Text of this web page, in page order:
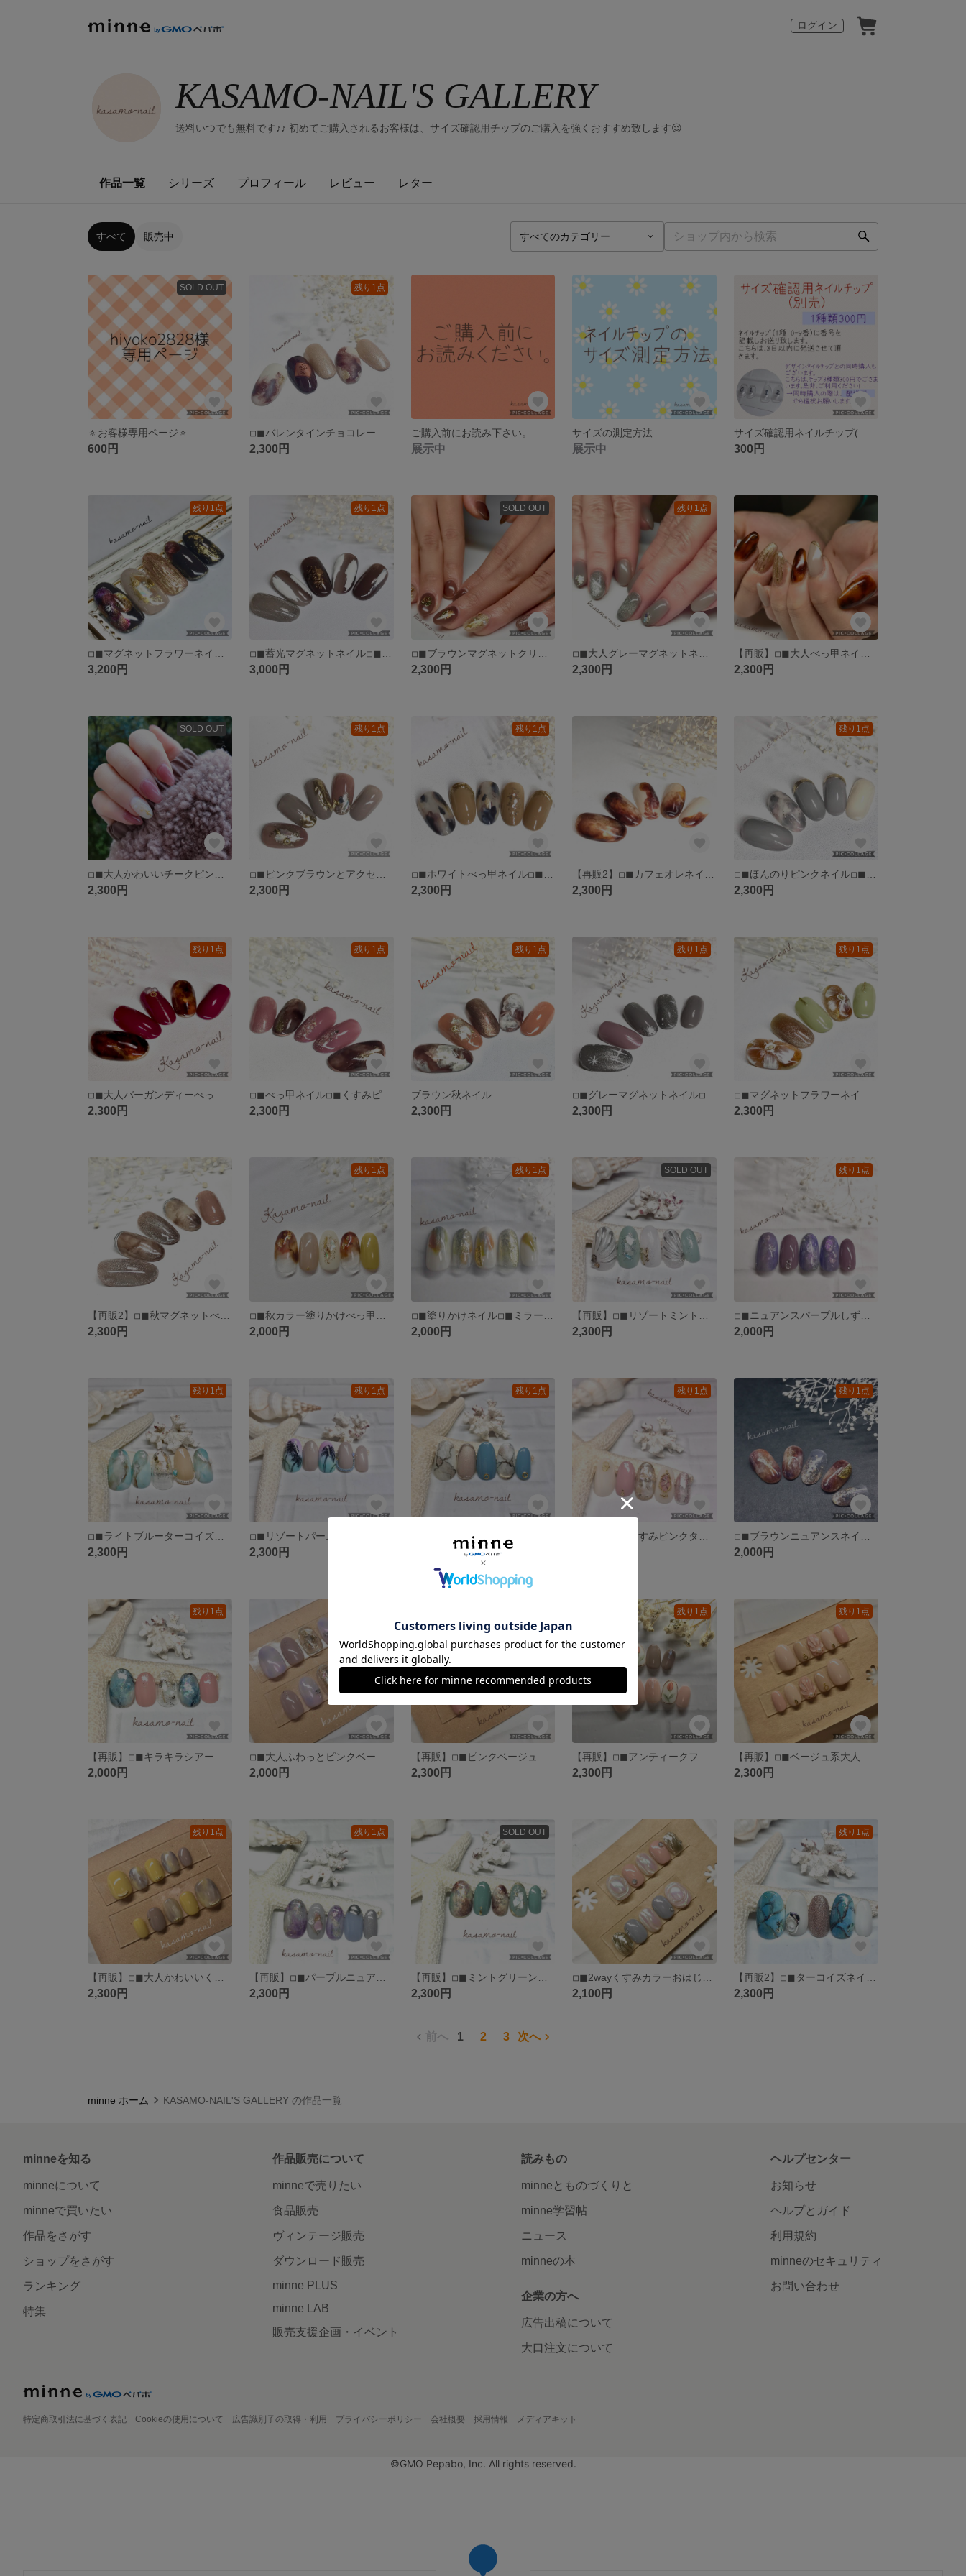
ログイン
KASAMO-NAIL'S GALLERY
送料いつでも無料です♪♪ 初めてご購入されるお客様は、サイズ確認用チップのご購入を強くおすすめ致します😌
作品一覧 シリーズ プロフィール レビュー レター
すべて 販売中
SOLD OUT
🔅お客様専用ページ🔅
600円
残り1点
2,300円
ご購入前にお読み下さい。
展示中
サイズの測定方法
展示中 300円
残り1点
3,200円
残り1点
3,000円
SOLD OUT
2,300円
残り1点
2,300円 2,300円
SOLD OUT
2,300円
残り1点
2,300円
残り1点
2,300円 2,300円
残り1点
2,300円
残り1点
2,300円
残り1点
◽︎◼︎べっ甲ネイル◽︎◼︎くすみピンク大人かわいいネイル◽︎◼︎秋ネイル◽︎◼︎ピンクベージュネイル◽︎◼︎(送料込み)
2,300円
残り1点
ブラウン秋ネイル
2,300円
残り1点
2,300円
残り1点
2,300円
2,300円
残り1点
2,000円
残り1点
2,000円
SOLD OUT
2,300円
残り1点
2,000円
残り1点
2,300円
残り1点
2,300円
残り1点 残り1点 残り1点
2,000円
残り1点
2,000円 2,000円 2,300円
残り1点
2,300円
残り1点
2,300円
残り1点
2,300円
残り1点
2,300円
SOLD OUT
2,300円 2,100円
残り1点
2,300円
前へ 1 2 3 次へ
minne ホーム KASAMO-NAIL'S GALLERY の作品一覧
minneを知る
minneについて
minneで買いたい
作品をさがす
ショップをさがす
ランキング
特集
作品販売について
minneで売りたい
食品販売
ヴィンテージ販売
ダウンロード販売
minne PLUS
minne LAB
販売支援企画・イベント
読みもの
minneとものづくりと
minne学習帖
ニュース
minneの本
企業の方へ
広告出稿について
大口注文について
ヘルプセンター
お知らせ
ヘルプとガイド
利用規約
minneのセキュリティ
お問い合わせ
特定商取引法に基づく表記 Cookieの使用について 広告識別子の取得・利用 プライバシーポリシー 会社概要 採用情報 メディアキット
©GMO Pepabo, Inc. All rights reserved.